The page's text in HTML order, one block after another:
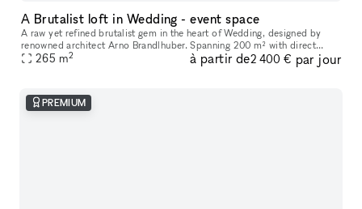
A Brutalist loft in Wedding - event space
A raw yet refined brutalist gem in the heart of Wedding, designed by
renowned architect Arno Brandlhuber. Spanning 200 m² with direct
access to a spacious 130 m² terrace and rooftop, the space offers
265 m2 à partir de2 400 € par jour
PREMIUM